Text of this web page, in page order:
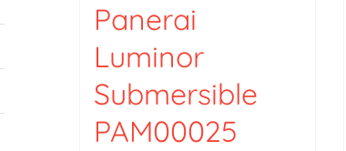
Panerai
Luminor
Submersible
PAM00025